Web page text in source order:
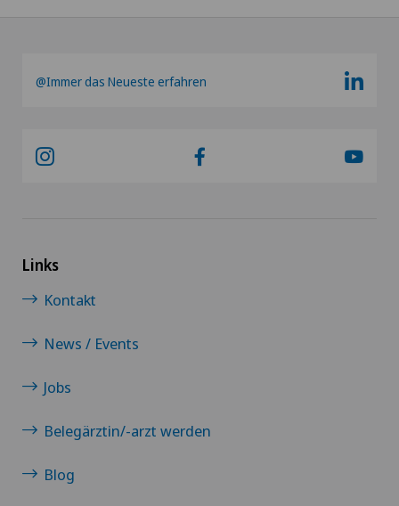
LBV-Verfahren
Medizinische Onkologie
Meniskusriss (Meniskusläsion)
Minimalinvasive Chirurgie
@Immer das Neueste erfahren
Links
Kontakt
News / Events
Jobs
Belegärztin/-arzt werden
Blog